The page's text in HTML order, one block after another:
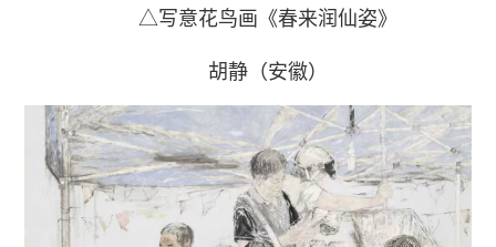
△写意花鸟画《春来润仙姿》
胡静（安徽）